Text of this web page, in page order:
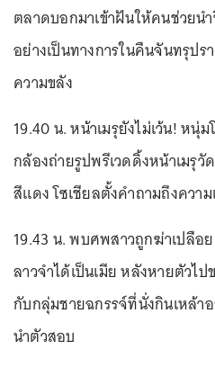
ตลาดบอกมาเข้าฝันให้คนช่วย
อย่างเป็นทางการในคืนจันทรุป
ความขลัง
19.40 น. หน้าเมรุยังไม่เว้น! ห
กล้องถ่ายรูปพรีเวดดิ้งหน้าเมรุ
สีแดง โซเชียลตั้งคำถามถึงควา
19.43 น. พบศพสาวถูกฆ่าเปลือ
ลาวจำได้เป็นเมีย หลังหายตัวไ
กับกลุ่มชายฉกรรจ์ที่นั่งกินเหล้า
นำตัวสอบ